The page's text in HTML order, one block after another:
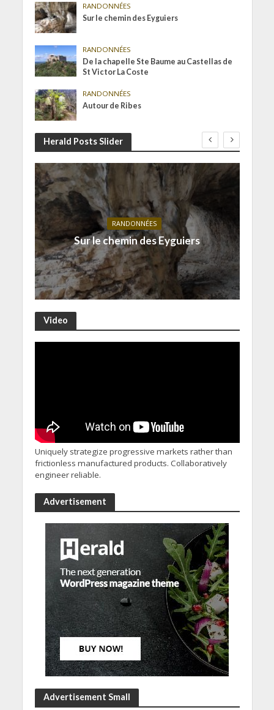
RANDONNÉES
Sur le chemin des Eyguiers
RANDONNÉES
De la chapelle Ste Baume au Castellas de
St Victor La Coste
RANDONNÉES
Autour de Ribes
Herald Posts Slider
RANDONNÉES
Sur le chemin des Eyguiers
Video
Uniquely strategize progressive markets rather than
frictionless manufactured products. Collaboratively
engineer reliable.
Advertisement
Advertisement Small